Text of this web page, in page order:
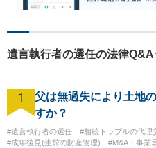
遺言執行者の選任の法律
1
父は無過失により土地
すか？
#遺言執行者の選任 #相続トラブルの代理
#成年後見(生前の財産管理)
#M&A・事業